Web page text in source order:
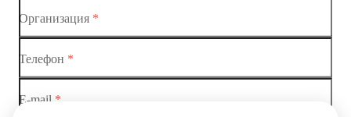
Коммутатор доступа MES1428-02
Организация *
Телефон *
E-mail *